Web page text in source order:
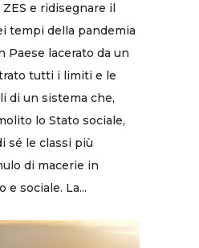
e ridisegnare il
tempi della pandemia
Paese lacerato da un
tutti i limiti e le
di un sistema che,
lo Stato sociale,
sé le classi più
di macerie in
e sociale. La...